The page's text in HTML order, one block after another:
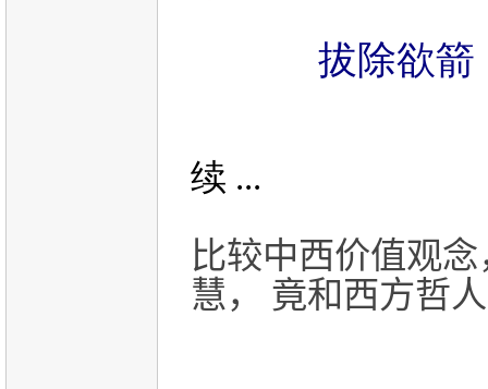
拔除欲箭，
续 ...
比较中西价值观
慧， 竟和西方哲